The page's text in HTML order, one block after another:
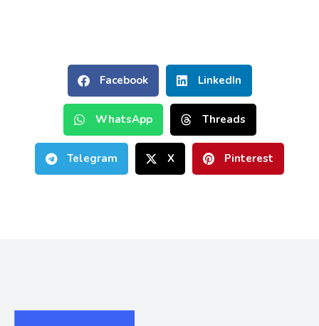
Facebook LinkedIn
WhatsApp Threads
Telegram X Pinterest